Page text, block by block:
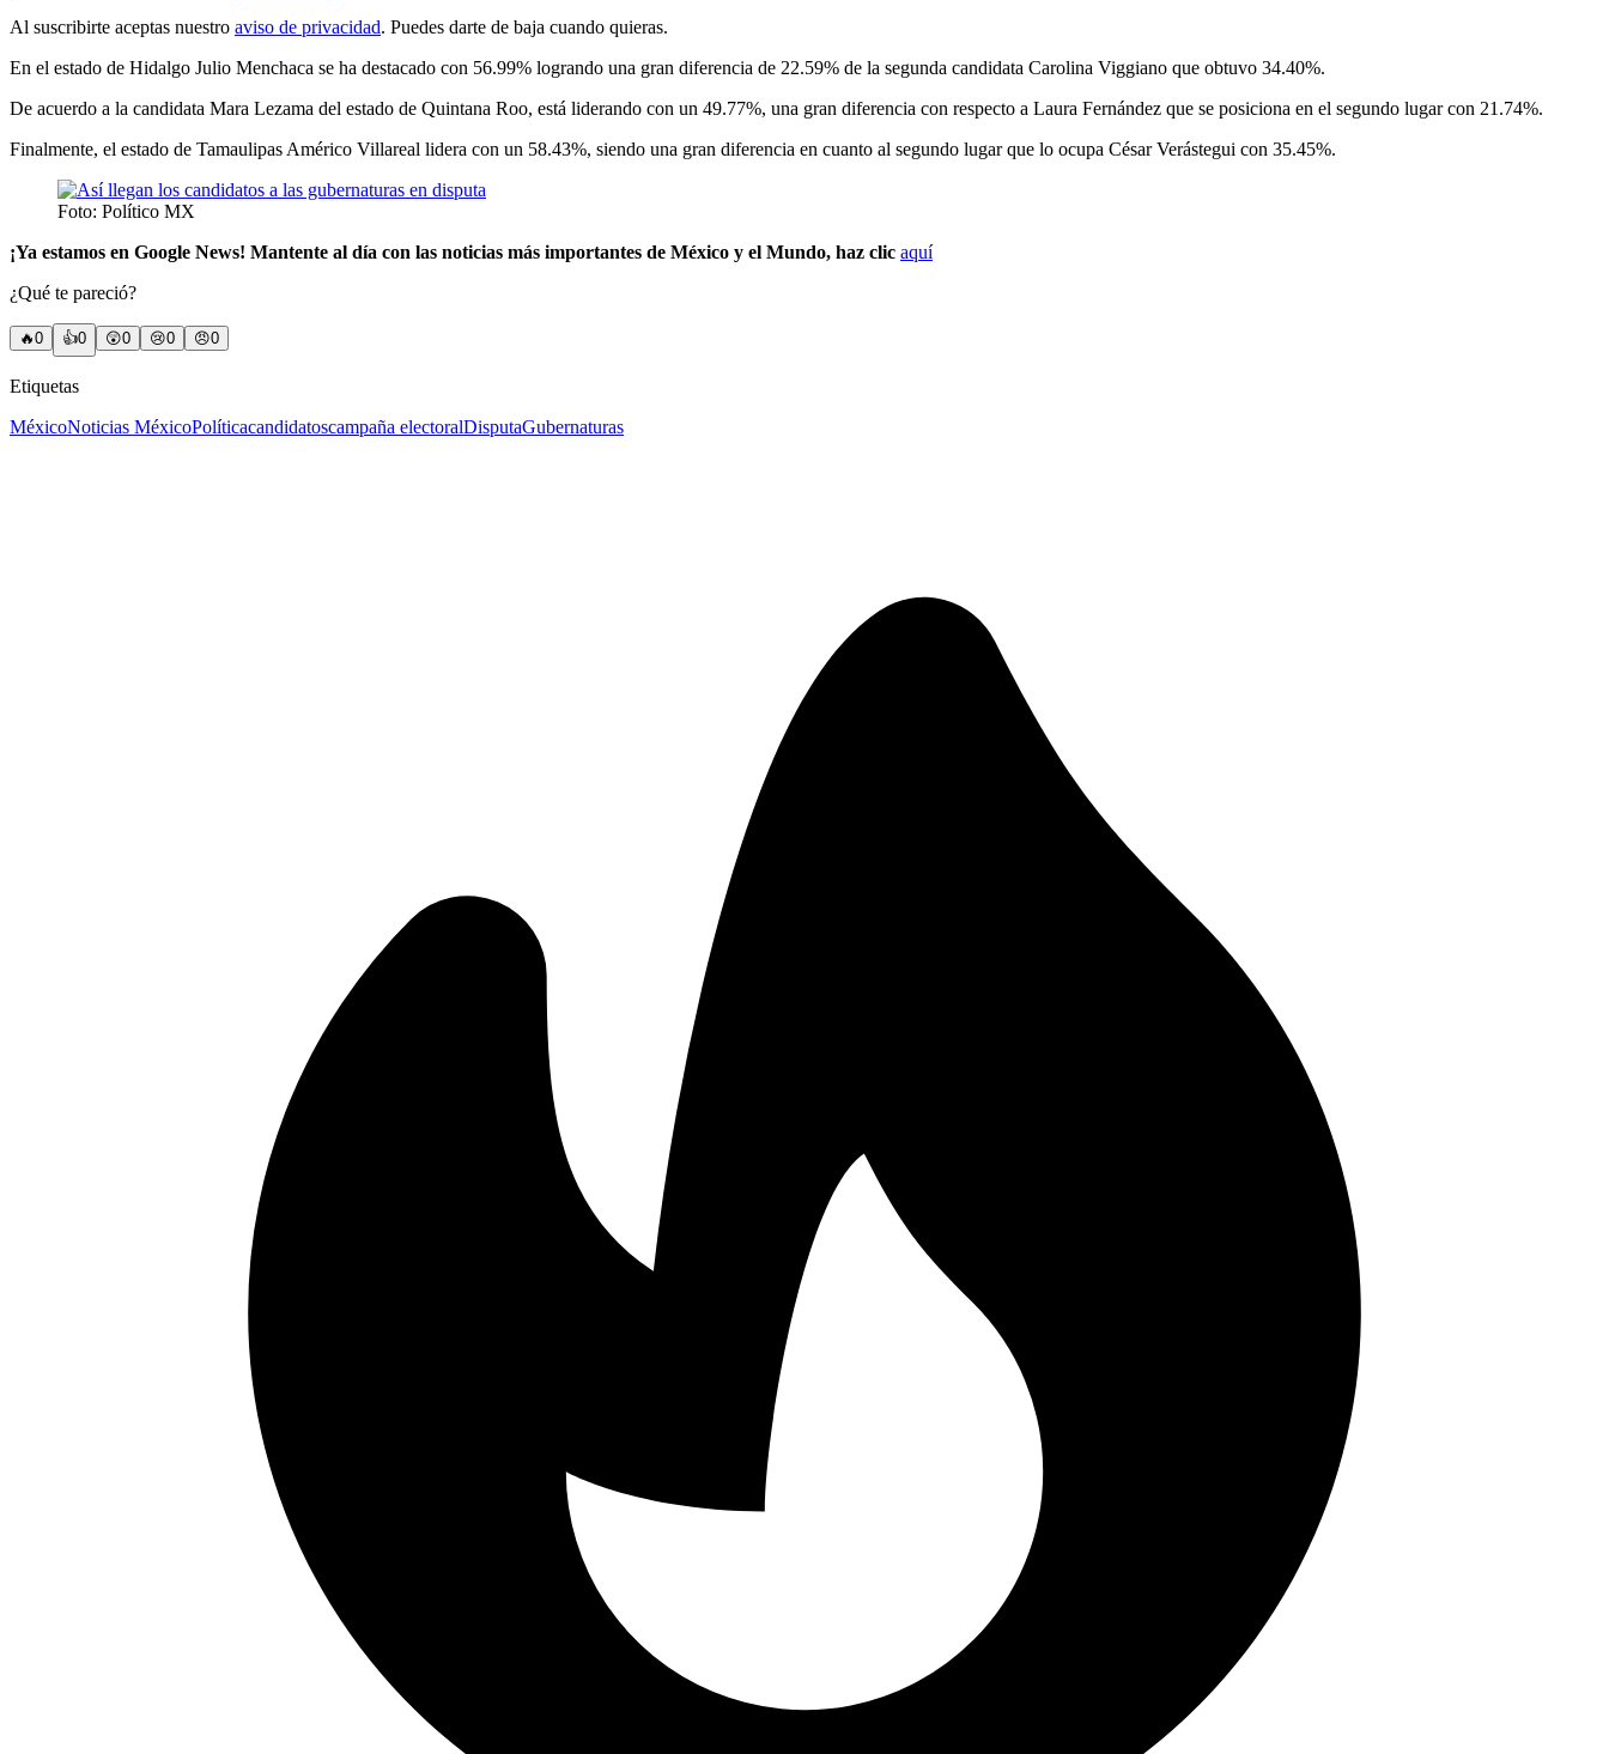
Al suscribirte aceptas nuestro aviso de privacidad. Puedes darte de baja cuando quieras.
En el estado de Hidalgo Julio Menchaca se ha destacado con 56.99% logrando una gran diferencia de 22.59% de la segunda candidata Carolina Viggiano que obtuvo 34.40%.
De acuerdo a la candidata Mara Lezama del estado de Quintana Roo, está liderando con un 49.77%, una gran diferencia con respecto a Laura Fernández que se posiciona en el segundo lugar con 21.74%.
Finalmente, el estado de Tamaulipas Américo Villareal lidera con un 58.43%, siendo una gran diferencia en cuanto al segundo lugar que lo ocupa César Verástegui con 35.45%.
Foto: Político MX
¡Ya estamos en Google News! Mantente al día con las noticias más importantes de México y el Mundo, haz clic aquí
¿Qué te pareció?
🔥0 👍0 😲0 😢0 😠0
Etiquetas
MéxicoNoticias MéxicoPolíticacandidatoscampaña electoralDisputaGubernaturas